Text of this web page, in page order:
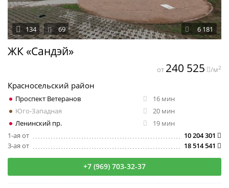
ЖК «Сандэй»
6 181
134 69
Красносельский район
Проспект Ветеранов
16 мин
Юго-Западная
20 мин
Ленинский пр.
19 мин
1-ая от
10 204 301
3-ая от
18 514 541
от 240 525 /м2
+7 (969) 703-32-37